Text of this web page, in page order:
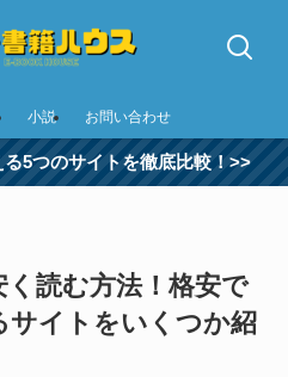
小説 お問い合わせ
5つのサイトを徹底比較！>>
く読む方法！格安で
サイトをいくつか紹